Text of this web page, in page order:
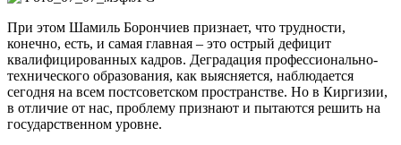
При этом Шамиль Борончиев признает, что трудности,
конечно, есть, и самая главная – это острый дефицит
квалифицированных кадров. Деградация профессионально-
технического образования, как выясняется, наблюдается
сегодня на всем постсоветском пространстве. Но в Киргизии,
в отличие от нас, проблему признают и пытаются решить на
государственном уровне.